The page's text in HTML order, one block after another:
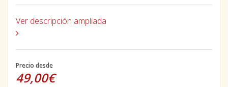
Ver descripción ampliada
Precio desde
49,00€